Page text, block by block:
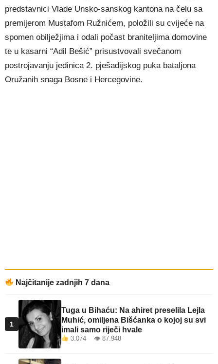
predstavnici Vlade Unsko-sanskog kantona na čelu sa
premijerom Mustafom Ružnićem, položili su cvijeće na
spomen obilježjima i odali počast braniteljima domovine
te u kasarni “Adil Bešić” prisustvovali svečanom
postrojavanju jedinica 2. pješadijskog puka bataljona
Oružanih snaga Bosne i Hercegovine.
Najčitanije zadnjih 7 dana
1
Tuga u Bihaću: Na ahiret preselila Lejla
Muhić, omiljena Bišćanka o kojoj su svi
imali samo riječi hvale
3.074 👁 87.948